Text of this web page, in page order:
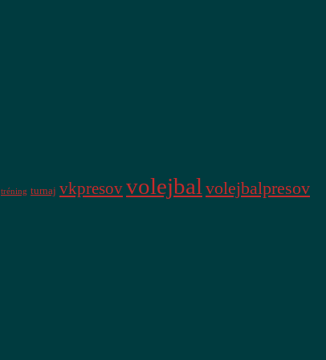
tréning turnaj vkpresovvolejbalvolejbalpresov